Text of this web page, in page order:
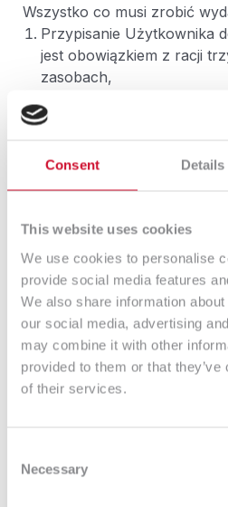
Consent Details
This website uses cookies
We use cookies to personalise
provide social media features
We also share information
our social media, advertising
may combine it with other
provided to them or that
of their services.
Selection
Necessary
Wszystko co musi zrobić
Przypisanie Użytkownika
jest obowiązkiem z racji
zasobach,
Zaznaczenie
elementów,
Kliknięcie Stwórz,
informacjami takimi jak: Data,
Przyjmujący, Numer seryjny
inwentarzowy czy Typ
Protokół zostaje
GLPI oraz podpięty pod
Potrzebujemy podpis
problem, protokół jest w
wydrukujemy go jednym
znajdujący się obok
dostarczy wypełniony